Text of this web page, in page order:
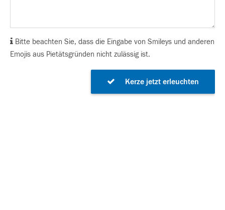
Bitte beachten Sie, dass die Eingabe von Smileys und anderen
Emojis aus Pietätsgründen nicht zulässig ist.
Kerze jetzt erleuchten